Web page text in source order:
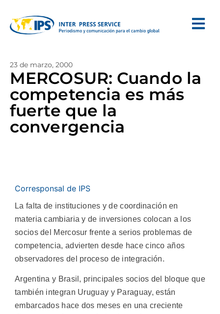
23 de marzo, 2000
MERCOSUR: Cuando la
competencia es más
fuerte que la
convergencia
Corresponsal de IPS
La falta de instituciones y de coordinación en
materia cambiaria y de inversiones colocan a los
socios del Mercosur frente a serios problemas de
competencia, advierten desde hace cinco años
observadores del proceso de integración.
Argentina y Brasil, principales socios del bloque que
también integran Uruguay y Paraguay, están
embarcados hace dos meses en una creciente